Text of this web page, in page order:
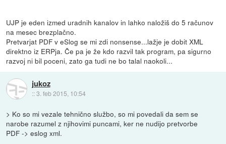
UJP je eden izmed uradnih kanalov in lahko naložiš do 5 računov
na mesec brezplačno.
Pretvarjat PDF v eSlog se mi zdi nonsense...lažje je dobit XML
direktno iz ERPja. Če pa je že kdo razvil tak program, pa sigurno
razvoj ni bil poceni, zato ga tudi ne bo talal naokoli...
jukoz
::3. feb 2015, 10:54
> Ko so mi vezale tehnično službo, so mi povedali da sem se
narobe razumel z njihovimi puncami, ker ne nudijo pretvorbe
PDF -> eslog xml.